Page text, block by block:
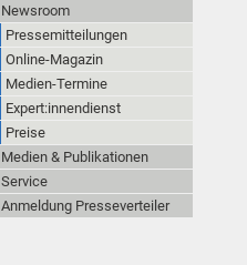
Newsroom
Pressemitteilungen
Online-Magazin
Medien-Termine
Expert:innendienst
Preise
Medien & Publikationen
Service
Anmeldung Presseverteiler